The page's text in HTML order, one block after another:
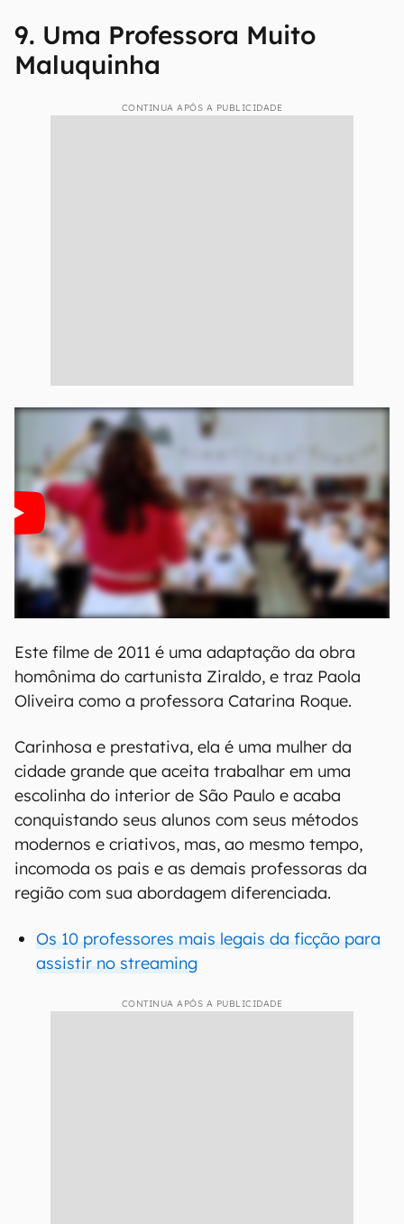
9. Uma Professora Muito
Maluquinha
CONTINUA APÓS A PUBLICIDADE
Este filme de 2011 é uma adaptação da obra
homônima do cartunista Ziraldo, e traz Paola
Oliveira como a professora Catarina Roque.
Carinhosa e prestativa, ela é uma mulher da
cidade grande que aceita trabalhar em uma
escolinha do interior de São Paulo e acaba
conquistando seus alunos com seus métodos
modernos e criativos, mas, ao mesmo tempo,
incomoda os pais e as demais professoras da
região com sua abordagem diferenciada.
Os 10 professores mais legais da ficção para
assistir no streaming
CONTINUA APÓS A PUBLICIDADE